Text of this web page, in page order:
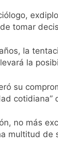
tomar
la
la
su
cotidiana”
no más
multitud de